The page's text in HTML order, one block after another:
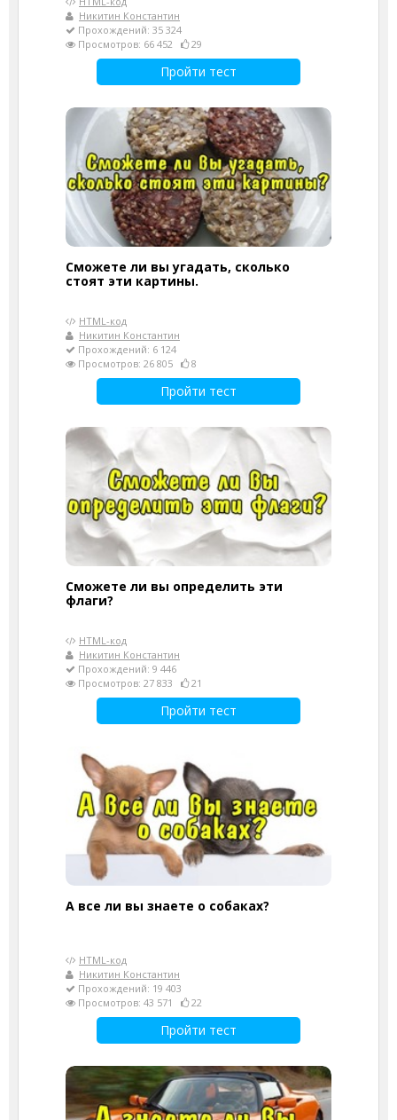
Никитин Константин
Прохождений: 35 324
Просмотров: 66 452
29
Пройти тест
Сможете ли вы угадать, сколько
стоят эти картины.
HTML-код
Никитин Константин
Прохождений: 6 124
Просмотров: 26 805
8
Пройти тест
Сможете ли вы определить эти
флаги?
HTML-код
Никитин Константин
Прохождений: 9 446
Просмотров: 27 833
21
Пройти тест
А все ли вы знаете о собаках?
HTML-код
Никитин Константин
Прохождений: 19 403
Просмотров: 43 571
22
Пройти тест